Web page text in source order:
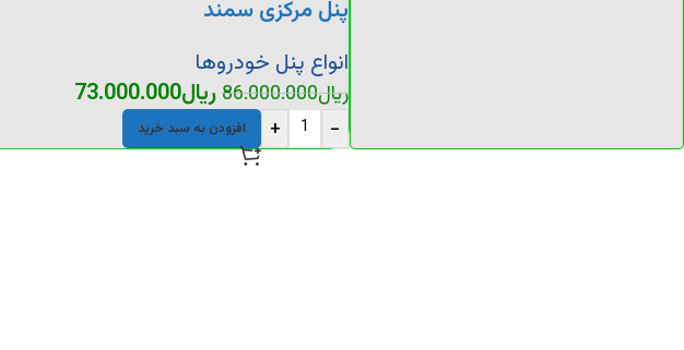
پنل مرکزی سمند
انواع پنل خودروها
ریال86.000.000ریال73.000.000
-
+ افزودن به سبد خرید